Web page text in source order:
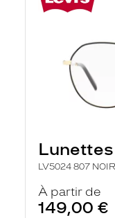
LV5024 807
À partir de
149,00 €